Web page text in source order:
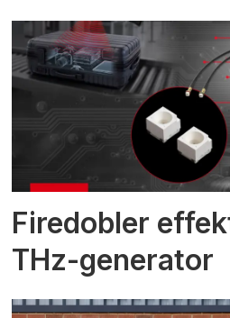
Firedobler
THz-generator